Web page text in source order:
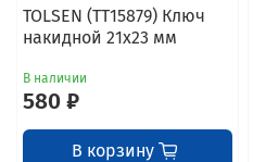
TOLSEN (TT15879) Ключ
накидной 21x23 мм
В наличии
580 ₽
В корзину